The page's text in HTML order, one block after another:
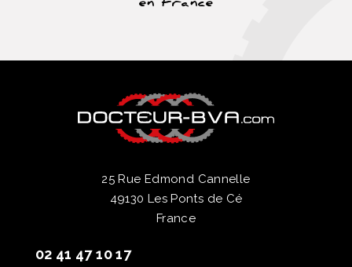
25 Rue Edmond Cannelle
49130 Les Ponts de Cé
France
02 41 47 10 17